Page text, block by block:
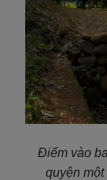
Điểm vào
quyện